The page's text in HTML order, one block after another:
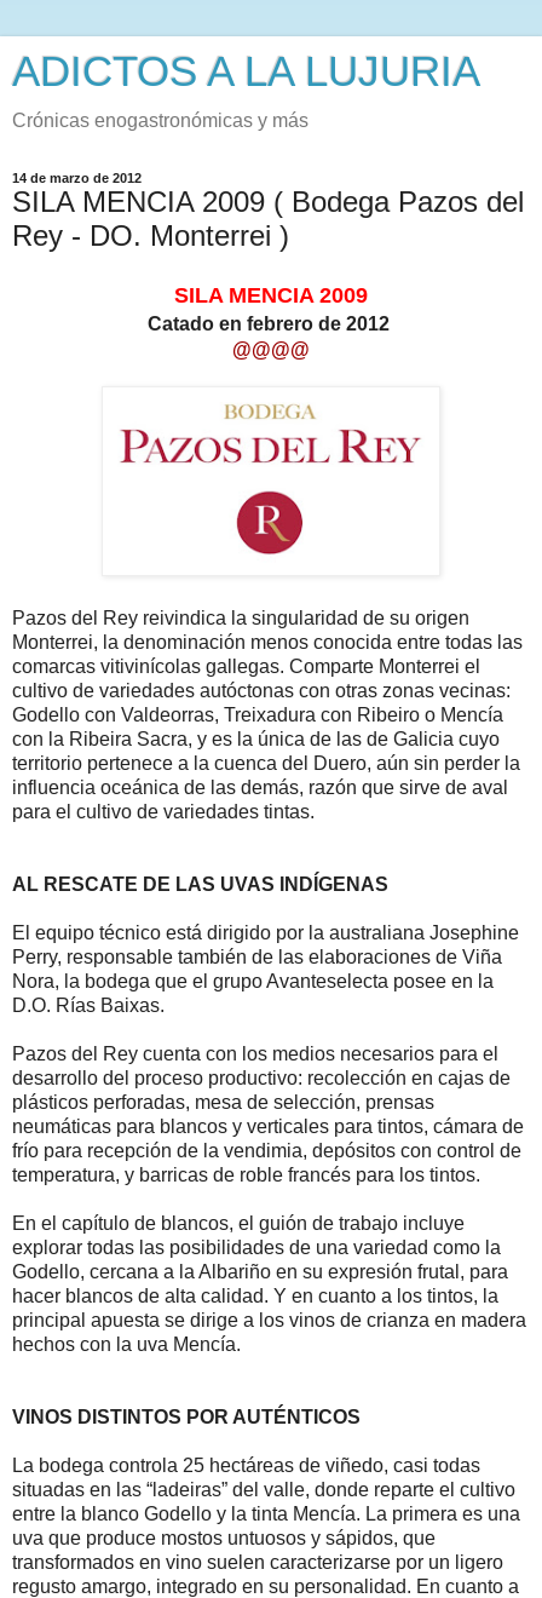
ADICTOS A LA LUJURIA
Crónicas enogastronómicas y más
14 de marzo de 2012
SILA MENCIA 2009 ( Bodega Pazos del
Rey - DO. Monterrei )
SILA MENCIA 2009
Catado en febrero de 2012
@@@@
Pazos del Rey reivindica la singularidad de su origen
Monterrei, la denominación menos conocida entre todas las
comarcas vitivinícolas gallegas. Comparte Monterrei el
cultivo de variedades autóctonas con otras zonas vecinas:
Godello con Valdeorras, Treixadura con Ribeiro o Mencía
con la Ribeira Sacra, y es la única de las de Galicia cuyo
territorio pertenece a la cuenca del Duero, aún sin perder la
influencia oceánica de las demás, razón que sirve de aval
para el cultivo de variedades tintas.
AL RESCATE DE LAS UVAS INDÍGENAS
El equipo técnico está dirigido por la australiana Josephine
Perry, responsable también de las elaboraciones de Viña
Nora, la bodega que el grupo Avanteselecta posee en la
D.O. Rías Baixas.
Pazos del Rey cuenta con los medios necesarios para el
desarrollo del proceso productivo: recolección en cajas de
plásticos perforadas, mesa de selección, prensas
neumáticas para blancos y verticales para tintos, cámara de
frío para recepción de la vendimia, depósitos con control de
temperatura, y barricas de roble francés para los tintos.
En el capítulo de blancos, el guión de trabajo incluye
explorar todas las posibilidades de una variedad como la
Godello, cercana a la Albariño en su expresión frutal, para
hacer blancos de alta calidad. Y en cuanto a los tintos, la
principal apuesta se dirige a los vinos de crianza en madera
hechos con la uva Mencía.
VINOS DISTINTOS POR AUTÉNTICOS
La bodega controla 25 hectáreas de viñedo, casi todas
situadas en las “ladeiras” del valle, donde reparte el cultivo
entre la blanco Godello y la tinta Mencía. La primera es una
uva que produce mostos untuosos y sápidos, que
transformados en vino suelen caracterizarse por un ligero
regusto amargo, integrado en su personalidad. En cuanto a